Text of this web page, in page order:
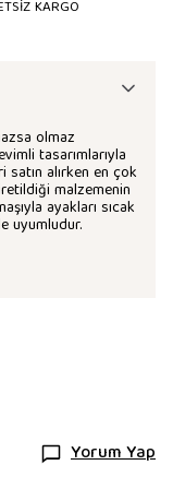
KARGO
olmaz
tasarımlarıyla
alırken en çok
malzemenin
ayakları sıcak
uyumludur.
Yorum Yap